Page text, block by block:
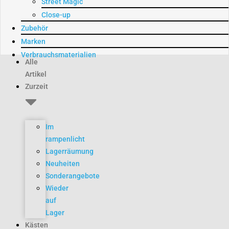
Street Magic
Close-up
Zubehör
Marken
Verbrauchsmaterialien
Alle
Artikel
Zurzeit
Im
rampenlicht
Lagerräumung
Neuheiten
Sonderangebote
Wieder
auf
Lager
Kästen